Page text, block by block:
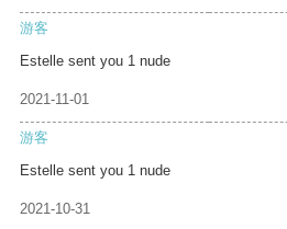
游客
Estelle sent you 1 nude
2021-11-01
游客
Estelle sent you 1 nude
2021-10-31